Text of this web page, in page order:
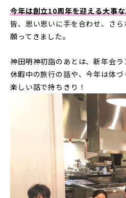
今年は創立10周年を迎える大事
皆、思い思いに手を合わせ、さ
願ってきました。
神田明神初詣のあとは、新年会ラ
休暇中の旅行の話や、今年は体
楽しい話で持ちきり！